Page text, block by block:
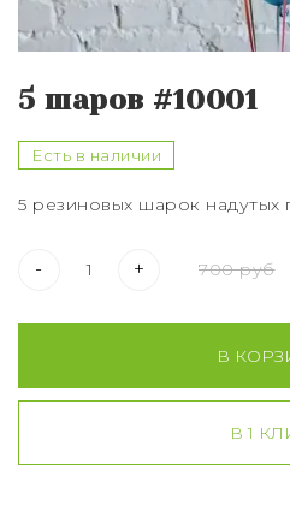
5 шаров #10001
Есть в наличии
5 резиновых шарок надутых
- + 700 руб
В
В 1
Букет из 75 роз
Букет из 151 розы
Букет из 201 розы
Розы XXL